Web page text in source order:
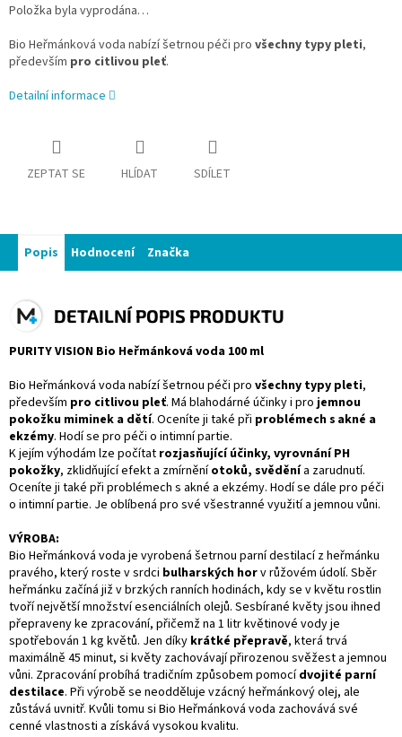
Položka byla vyprodána…
Bio Heřmánková voda nabízí šetrnou péči pro všechny typy pleti,
především pro citlivou pleť.
Detailní informace
ZEPTAT SE HLÍDAT SDÍLET
Popis Hodnocení Značka
DETAILNÍ POPIS PRODUKTU
PURITY VISION Bio Heřmánková voda 100 ml
Bio Heřmánková voda nabízí šetrnou péči pro všechny typy pleti,
především pro citlivou pleť. Má blahodárné účinky i projemnou
pokožku miminek a dětí. Oceníte ji také při problémech s akné a
ekzémy. Hodí se pro péči o intimní partie.
K jejím výhodám lze počítat rozjasňující účinky, vyrovnání PH
pokožky, zklidňující efekt a zmírněníotoků, svěděnía zarudnutí.
Oceníte ji také při problémech s akné a ekzémy. Hodí se dále pro péči
o intimní partie. Je oblíbená pro své všestranné využití a jemnou vůni.
VÝROBA:
Bio Heřmánková voda je vyrobená šetrnou parní destilací z heřmánku
pravého, který roste v srdci bulharských horv růžovém údolí. Sběr
heřmánku začíná již v brzkých ranních hodinách, kdy se v květu rostlin
tvoří největší množství esenciálních olejů. Sesbírané květy jsou ihned
přepraveny ke zpracování, přičemž na 1 litr květinové vody je
spotřebován 1 kg květů. Jen díky krátké přepravě, která trvá
maximálně 45 minut, si květy zachovávají přirozenou svěžest a jemnou
vůni. Zpracování probíhá tradičním způsobem pomocídvojité parní
destilace. Při výrobě se neodděluje vzácný heřmánkový olej, ale
zůstává uvnitř. Kvůli tomu si Bio Heřmánková voda zachovává své
cenné vlastnosti a získává vysokou kvalitu.